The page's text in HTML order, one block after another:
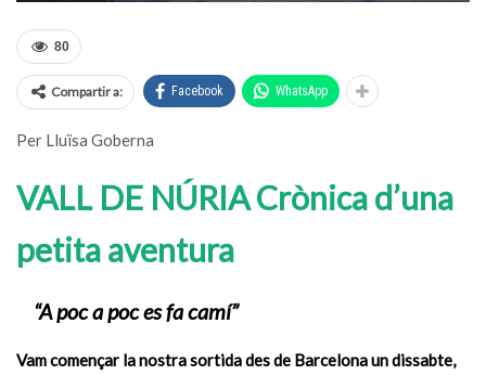
80
Compartir a: Facebook WhatsApp
Per Lluïsa Goberna
VALL DE NÚRIACrònica d’una
petita aventura
“A poc a poc es fa camí”
Vam començar la nostra sortida des de Barcelona un dissabte,